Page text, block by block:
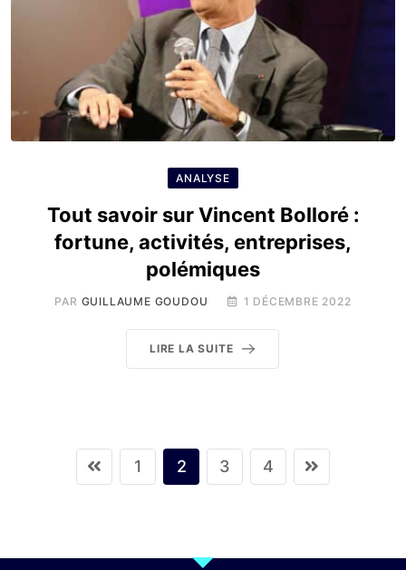
ANALYSE
Tout savoir sur Vincent Bolloré :
fortune, activités, entreprises,
polémiques
PAR GUILLAUME GOUDOU 1 DÉCEMBRE 2022
LIRE LA SUITE
1 2 3 4